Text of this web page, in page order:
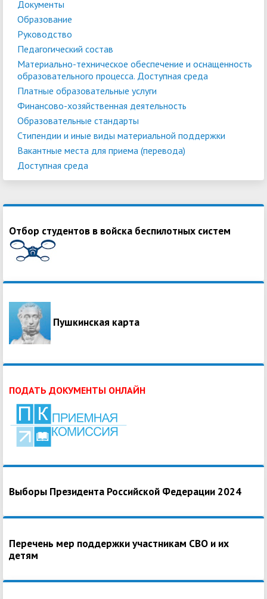
Документы
Образование
Руководство
Педагогический состав
Материально-техническое обеспечение и оснащенность
образовательного процесса. Доступная среда
Платные образовательные услуги
Финансово-хозяйственная деятельность
Образовательные стандарты
Стипендии и иные виды материальной поддержки
Вакантные места для приема (перевода)
Доступная среда
Отбор студентов в войска беспилотных систем
Пушкинская карта
ПОДАТЬ ДОКУМЕНТЫ ОНЛАЙН
Выборы Президента Российской Федерации 2024
Перечень мер поддержки участникам СВО и их
детям